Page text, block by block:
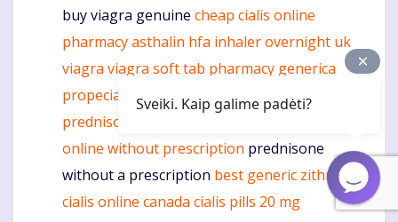
buy viagra genuine cheap cialis online
pharmacyasthalin hfa inhaler overnight uk
viagra viagra soft tab pharmacy generica
propecia shopping lowest levitra prices
prednisone
online without prescription prednisone
without a prescription best generic zithromax
cialis online canada cialis pills 20 mg
Sveiki. Kaip galime padėti?